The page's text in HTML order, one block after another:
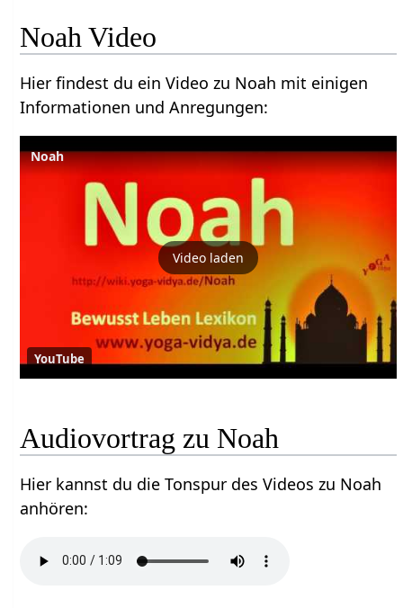
Noah Video
Hier findest du ein Video zu Noah mit einigen
Informationen und Anregungen:
Noah
Video laden
YouTube
Audiovortrag zu Noah
Hier kannst du die Tonspur des Videos zu Noah
anhören: